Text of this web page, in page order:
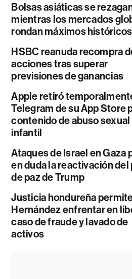
Bolsas asiáticas se
mientras los mercados
rondan máximos históricos
HSBC reanuda recompra
acciones tras superar
previsiones de ganancias
Apple retiró
Telegram de su App Store
contenido de abuso sexual
infantil
Ataques de Israel en Gaza
en duda la reactivación del
de paz de Trump
Justicia hondureña
Hernández enfrentar en
caso de fraude y lavado de
activos